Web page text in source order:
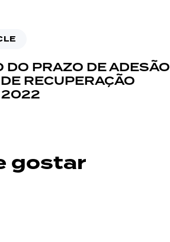
DO PRAZO DE ADESÃO
RECUPERAÇÃO
2022
gostar